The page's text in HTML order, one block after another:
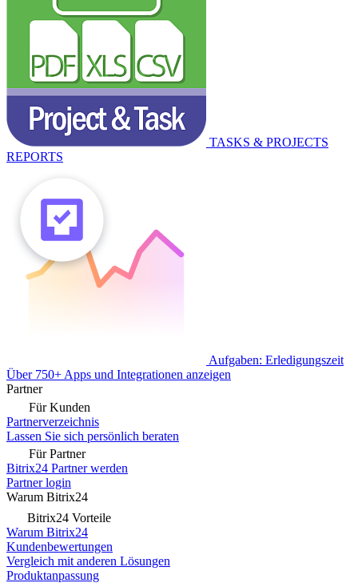
TASKS & PROJECTS
REPORTS
Aufgaben: Erledigungszeit
Über 750+ Apps und Integrationen anzeigen
Partner
Für Kunden
Partnerverzeichnis
Lassen Sie sich persönlich beraten
Für Partner
Bitrix24 Partner werden
Partner login
Warum Bitrix24
Bitrix24 Vorteile
Warum Bitrix24
Kundenbewertungen
Vergleich mit anderen Lösungen
Produktanpassung